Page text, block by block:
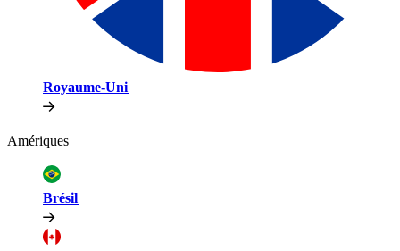
Royaume-Uni​​
Amériques​​
Brésil​​